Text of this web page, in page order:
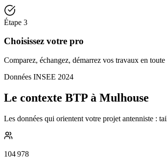
Étape 3
Choisissez votre pro
Comparez, échangez, démarrez vos travaux en
Données INSEE 2024
Le contexte BTP à Mulhouse
Les données qui orientent votre projet antenniste :
104 978